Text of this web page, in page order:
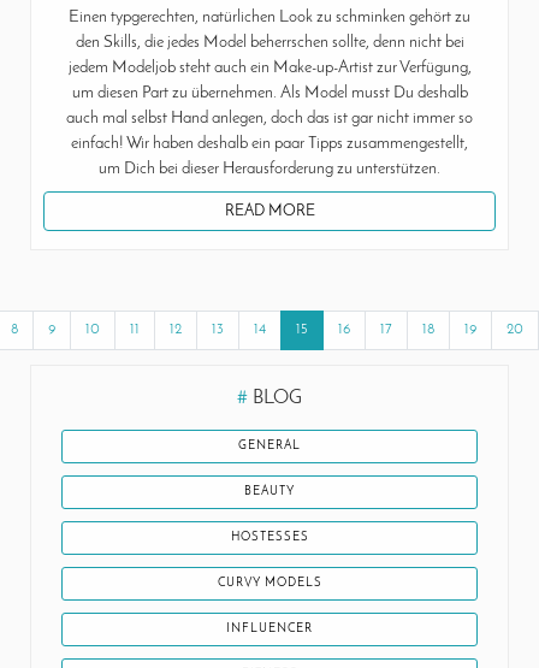
Einen typgerechten, natürlichen Look zu schminken gehört zu
den Skills, die jedes Model beherrschen sollte, denn nicht bei
jedem Modeljob steht auch ein Make-up-Artist zur Verfügung,
um diesen Part zu übernehmen. Als Model musst Du deshalb
auch mal selbst Hand anlegen, doch das ist gar nicht immer so
einfach! Wir haben deshalb ein paar Tipps zusammengestellt,
um Dich bei dieser Herausforderung zu unterstützen.
READ MORE
8 9 10 11 12 13 14 15 16 17 18 19 20
# BLOG
GENERAL
BEAUTY
HOSTESSES
CURVY MODELS
INFLUENCER